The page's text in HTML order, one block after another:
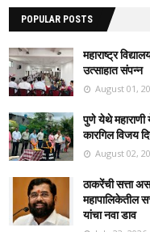
POPULAR POSTS
महाराष्ट्र
उत्साहात संपन्न
August 01,
पुणे येथे
कारगिल विजय
August 02,
ठाकरेंची सत्ता
महापालिकेतील
यांचा नवा डाव